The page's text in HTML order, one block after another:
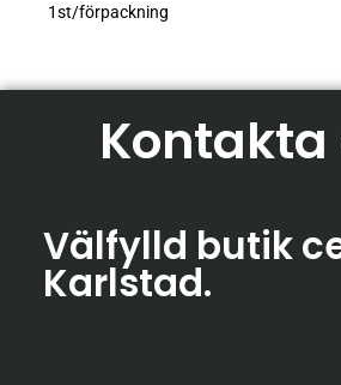
1st/förpackning
Kontakta
Välfylld butik
Karlstad.